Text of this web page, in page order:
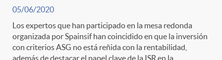
s
a
le
05/06/2020
Los expertos que han participado en la mesa redonda
organizada por Spainsif han coincidido en que la inversión
con criterios ASG no está reñida con la rentabilidad,
además de destacar el papel clave de la ISR en la